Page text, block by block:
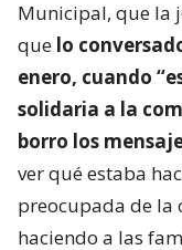
Municipal, que la
que lo
enero, cuando
solidaria a la
borro los
ver qué estaba
preocupada de la
haciendo a las